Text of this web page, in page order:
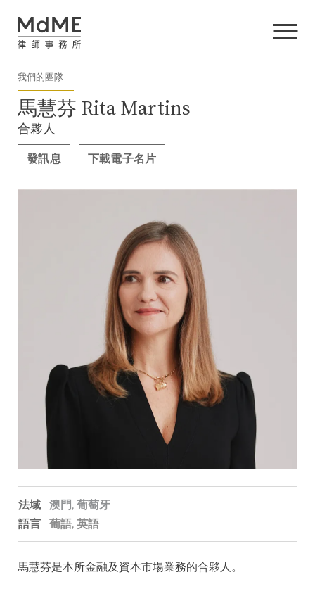
我們的團隊
馬慧芬 Rita Martins
合夥人
發訊息 下載電子名片
法域 澳門, 葡萄牙
語言
葡語 英語
馬慧芬是本所金融及資本市場業務的合夥人。